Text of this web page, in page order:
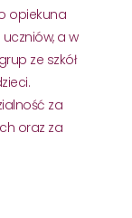
opiekuna
a w
ze szkół
za
oraz za